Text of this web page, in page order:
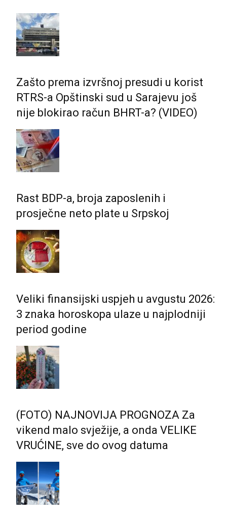
Zašto prema izvršnoj presudi u korist
RTRS-a Opštinski sud u Sarajevu još
nije blokirao račun BHRT-a? (VIDEO)
Rast BDP-a, broja zaposlenih i
prosječne neto plate u Srpskoj
Veliki finansijski uspjeh u avgustu 2026:
3 znaka horoskopa ulaze u najplodniji
period godine
(FOTO) NAJNOVIJA PROGNOZA Za
vikend malo svježije, a onda VELIKE
VRUĆINE, sve do ovog datuma